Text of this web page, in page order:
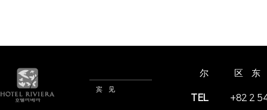
嘉宾意见
首尔市江南区永东
TEL +82 2